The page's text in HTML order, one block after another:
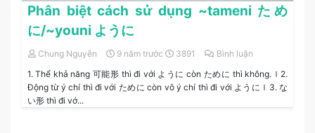
Phân biệt cách sử dụng ~tameni ため
に/~youni ように
Chung Nguyễn 9 năm trước 3891
Bình luận
1. Thể khả năng 可能形 thì đi với ように còn ために thì không.ｌ2.
Động từ ý chí thì đi với ために còn vô ý chí thì đi với ようにｌ3. な
い形 thì đi vớ...